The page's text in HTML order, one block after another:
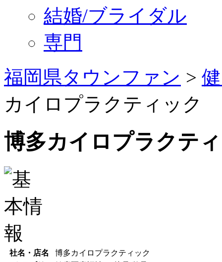
結婚/ブライダル
専門
福岡県タウンファン >
カイロプラクティック
博多カイロプラクテ
社名・店名
博多カイロプラクティック